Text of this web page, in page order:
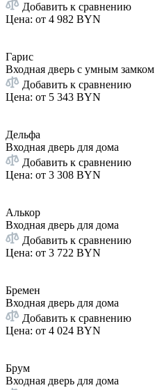
Добавить к сравнению
Цена: от 4 982 BYN
Гарис
Входная дверь с умным замком
Добавить к сравнению
Цена: от 5 343 BYN
Дельфа
Входная дверь для дома
Добавить к сравнению
Цена: от 3 308 BYN
Алькор
Входная дверь для дома
Добавить к сравнению
Цена: от 3 722 BYN
Бремен
Входная дверь для дома
Добавить к сравнению
Цена: от 4 024 BYN
Брум
Входная дверь для дома